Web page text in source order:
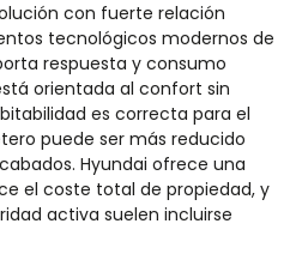
con fuerte relación
tecnológicos modernos de
respuesta y consumo
orientada al confort sin
es correcta para el
puede ser más reducido
Hyundai ofrece una
el coste total de propiedad, y
activa suelen incluirse